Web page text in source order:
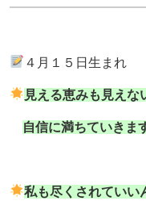
４月１５日生まれ
見える恵みも見えな
自信に満ちていきま
私も尽くされていい